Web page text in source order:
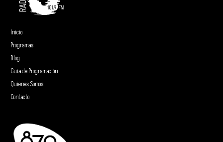
Inicio
Programas
Blog
Guía de Programación
Quienes Somos
Contacto